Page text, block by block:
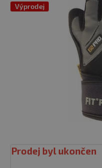
Výprodej
Prodej byl ukončen